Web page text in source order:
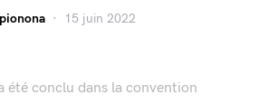
15 juin 2022
été conclu dans la convention